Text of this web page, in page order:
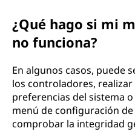
¿Qué hago si mi
no funciona?
En algunos casos, puede
los controladores, realizar
preferencias del sistema
menú de configuración
comprobar la integridad